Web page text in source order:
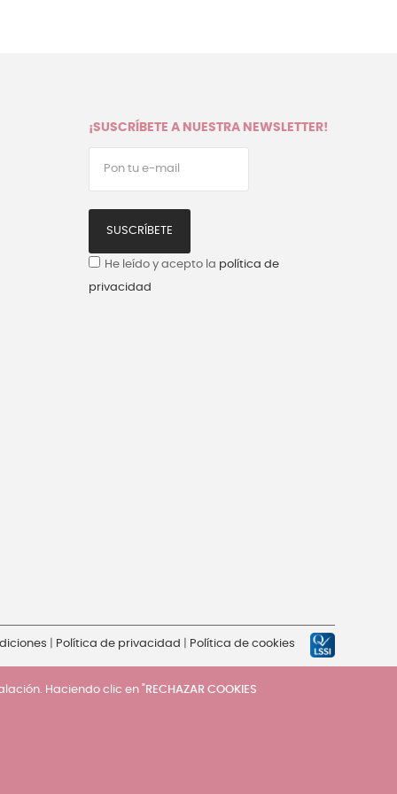
¡SUSCRÍBETE A NUESTRA NEWSLETTER!
SUSCRÍBETE
He leído y acepto la política de
privacidad
Política de privacidad Política de cookies
Haciendo clic en "RECHAZAR COOKIES